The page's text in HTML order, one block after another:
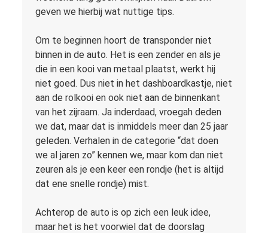
geven we hierbij wat nuttige tips.
Om te beginnen hoort de transponder niet
binnen in de auto. Het is een zender en als je
die in een kooi van metaal plaatst, werkt hij
niet goed. Dus niet in het dashboardkastje, niet
aan de rolkooi en ook niet aan de binnenkant
van het zijraam. Ja inderdaad, vroegah deden
we dat, maar dat is inmiddels meer dan 25 jaar
geleden. Verhalen in de categorie “dat doen
we al jaren zo” kennen we, maar kom dan niet
zeuren als je een keer een rondje (het is altijd
dat ene snelle rondje) mist.
Achterop de auto is op zich een leuk idee,
maar het is het voorwiel dat de doorslag